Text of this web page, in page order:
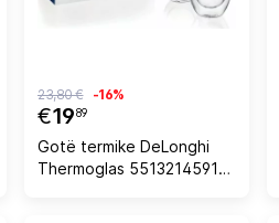
€1989
23,80 € -16%
Gotë termike DeLonghi
Thermoglas 5513214591